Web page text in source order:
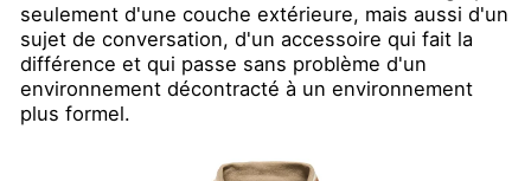
seulement d'une couche extérieure, mais aussi d'un
sujet de conversation, d'un accessoire qui fait la
différence et qui passe sans problème d'un
environnement décontracté à un environnement
plus formel.